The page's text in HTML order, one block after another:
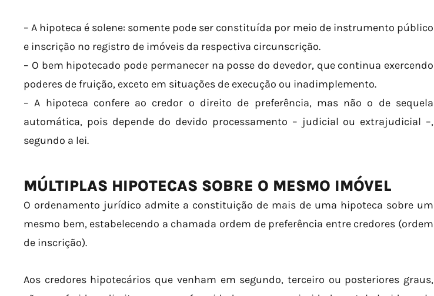
– A hipoteca é solene: somente pode ser constituída por meio de instrumento público
e inscrição no registro de imóveis da respectiva circunscrição.
– O bem hipotecado pode permanecer na posse do devedor, que continua exercendo
poderes de fruição, exceto em situações de execução ou inadimplemento.
– A hipoteca confere ao credor o direito de preferência, mas não o de sequela
automática, pois depende do devido processamento – judicial ou extrajudicial –,
segundo a lei.
MÚLTIPLAS HIPOTECAS SOBRE O MESMO IMÓVEL
O ordenamento jurídico admite a constituição de mais de uma hipoteca sobre um
mesmo bem, estabelecendo a chamada ordem de preferência entre credores (ordem
de inscrição).
Aos credores hipotecários que venham em segundo, terceiro ou posteriores graus,